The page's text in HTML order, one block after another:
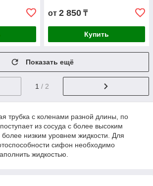
от 2 850 ₸
Купить
Показать ещё
1 / 2
трубка с коленами разной длины, по
из сосуда с более высоким
низким уровнем жидкости. Для
сифон необходимо
жидкостью.